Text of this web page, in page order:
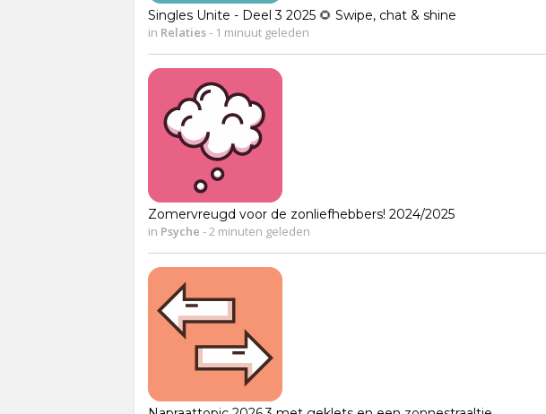
Singles Unite - Deel 3 2025 🌻 Swipe, chat & shine
in Relaties-1 minuut geleden
Zomervreugd voor de zonliefhebbers! 2024/2025
in Psyche -2 minuten geleden